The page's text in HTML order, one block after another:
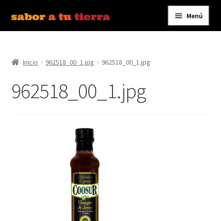
Ir
a
Ir
al
Menú
Bebidas
Caldos, Salsas y Condimentos
Conservas y Platos Preparados
Inicio 962518_00_1.jpg 962518_00_1.jpg
962518_00_1.jpg